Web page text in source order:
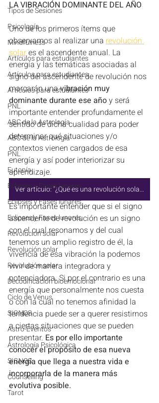
Tipos de Sesiones
Psicología
Mindfulness
Artículos para estudiantes
Artículos para estudiantes
Artículos para estudiantes
PNL
ABC de la Astrología
ABC de la Astrología
PNL
Eutonía
Eclipses y Fases lunares
Eclipses y Fases lunares
Eclipses y Fases lunares
Revolución solar
Revolución solar
Revolución solar
Decodificación bioemocional
Ciclo de Venus
SIGNOS
Astro-Eventos
Astrología Psicológica
SIGNOS
Counselling
Tarot
LA VIBRACIÓN DOMINANTE DEL AÑO
Uno de los primeros ítems que
observamos al realizar una revolución
solar es el ascendente anual. La
energía y las temáticas asociadas al
signo del ascendente de revolución nos
marcarán una vibración muy
dominante durante ese año y será
importante entender profundamente el
sentido de dicha cualidad para poder
determinar qué situaciones y/o
contextos vienen cargados de esa
energía y así poder interiorizar su
aprendizaje.
Ver artículo: "¿Qué es una revolución solar y para qué sirve?
Es importante entender que si el signo
ascendente de revolución es un signo
con el cual resonamos y del cual
tenemos un amplio registro de él, la
vivencia de esa vibración la podemos
vivir de manera integradora y
potenciadora. Si por el contrario es una
energía que personalmente nos cuesta
o con la cual no tenemos afinidad la
tendencia puede ser a querer resistirnos
a ciertas situaciones que se pueden
presentar. Es por ello importante
conocer el propósito de esa nueva
energía que llega a nuestra vida e
incorporarla de la manera más
evolutiva posible.